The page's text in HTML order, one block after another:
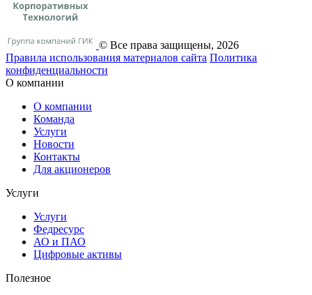
© Все права защищены, 2026
Правила использования материалов сайта Политика
конфиденциальности
О компании
О компании
Команда
Услуги
Новости
Контакты
Для акционеров
Услуги
Услуги
Федресурс
АО и ПАО
Цифровые активы
Полезное